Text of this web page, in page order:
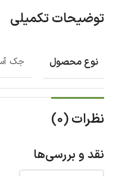
توضیحات تکمیلی
نوع محصول جک
نظرات (0)
نقد و بررسی‌ها